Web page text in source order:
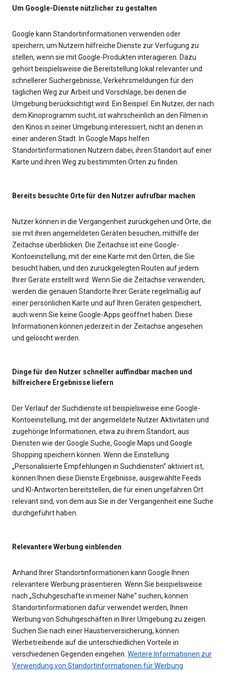
Um Google-Dienste nützlicher zu gestalten
Google kann Standortinformationen verwenden oder
speichern, um Nutzern hilfreiche Dienste zur Verfügung zu
stellen, wenn sie mit Google-Produkten interagieren. Dazu
gehört beispielsweise die Bereitstellung lokal relevanter und
schnellerer Suchergebnisse, Verkehrsmeldungen für den
täglichen Weg zur Arbeit und Vorschläge, bei denen die
Umgebung berücksichtigt wird. Ein Beispiel: Ein Nutzer, der nach
dem Kinoprogramm sucht, ist wahrscheinlich an den Filmen in
den Kinos in seiner Umgebung interessiert, nicht an denen in
einer anderen Stadt. In Google Maps helfen
Standortinformationen Nutzern dabei, ihren Standort auf einer
Karte und ihren Weg zu bestimmten Orten zu finden.
Bereits besuchte Orte für den Nutzer aufrufbar machen
Nutzer können in die Vergangenheit zurückgehen und Orte, die
sie mit ihren angemeldeten Geräten besuchen, mithilfe der
Zeitachse überblicken. Die Zeitachse ist eine Google-
Kontoeinstellung, mit der eine Karte mit den Orten, die Sie
besucht haben, und den zurückgelegten Routen auf jedem
Ihrer Geräte erstellt wird. Wenn Sie die Zeitachse verwenden,
werden die genauen Standorte Ihrer Geräte regelmäßig auf
einer persönlichen Karte und auf Ihren Geräten gespeichert,
auch wenn Sie keine Google-Apps geöffnet haben. Diese
Informationen können jederzeit in der Zeitachse angesehen
und gelöscht werden.
Dinge für den Nutzer schneller auffindbar machen und
hilfreichere Ergebnisse liefern
Der Verlauf der Suchdienste ist beispielsweise eine Google-
Kontoeinstellung, mit der angemeldete Nutzer Aktivitäten und
zugehörige Informationen, etwa zu ihrem Standort, aus
Diensten wie der Google Suche, Google Maps und Google
Shopping speichern können. Wenn die Einstellung
„Personalisierte Empfehlungen in Suchdiensten“ aktiviert ist,
können Ihnen diese Dienste Ergebnisse, ausgewählte Feeds
und KI-Antworten bereitstellen, die für einen ungefähren Ort
relevant sind, von dem aus Sie in der Vergangenheit eine Suche
durchgeführt haben.
Relevantere Werbung einblenden
Anhand Ihrer Standortinformationen kann Google Ihnen
relevantere Werbung präsentieren. Wenn Sie beispielsweise
nach „Schuhgeschäfte in meiner Nähe“ suchen, können
Standortinformationen dafür verwendet werden, Ihnen
Werbung von Schuhgeschäften in Ihrer Umgebung zu zeigen.
Suchen Sie nach einer Haustierversicherung, können
Werbetreibende auf die unterschiedlichen Vorteile in
verschiedenen Gegenden eingehen. Weitere Informationen zur
Verwendung von Standortinformationen für Werbung